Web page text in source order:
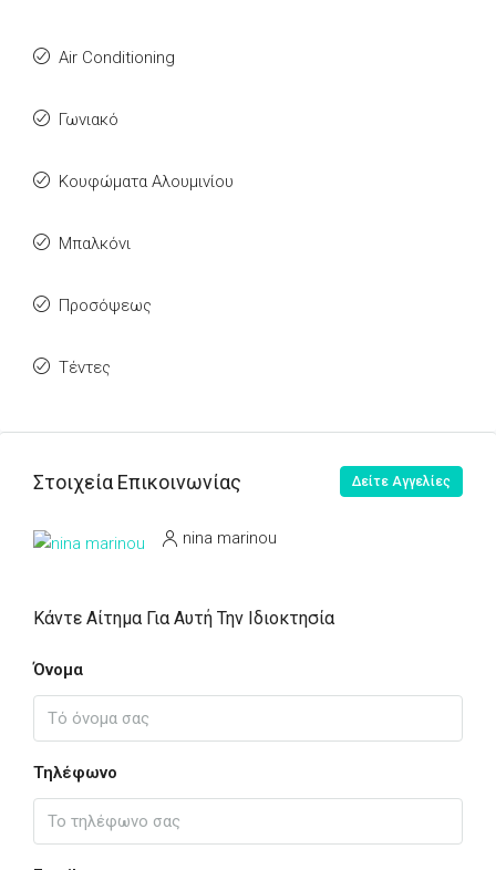
Air Conditioning
Γωνιακό
Κουφώματα Αλουμινίου
Μπαλκόνι
Προσόψεως
Τέντες
Στοιχεία Επικοινωνίας Δείτε Αγγελίες
nina marinou
Κάντε Αίτημα Για Αυτή Την Ιδιοκτησία
Όνομα
Τηλέφωνο